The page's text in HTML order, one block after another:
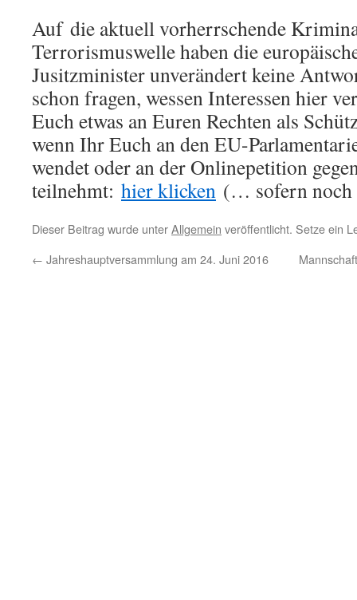
Auf die aktuell vorherrschende
Terrorismuswelle haben die
Jusitzminister unverändert keine
schon fragen, wessen Interessen hier
Euch etwas an Euren Rechten als
wenn Ihr Euch an den EU-
wendet oder an der Onlinepetition
teilnehmt: hier klicken (… sofern
Dieser Beitrag wurde unterAllgemein veröffentlicht. Setze ein
← Jahreshauptversammlung am 24. Juni 2016